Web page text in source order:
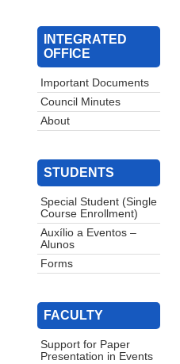
INTEGRATED
OFFICE
Important Documents
Council Minutes
About
STUDENTS
Special Student (Single
Course Enrollment)
Auxílio a Eventos –
Alunos
Forms
FACULTY
Support for Paper
Presentation in Events